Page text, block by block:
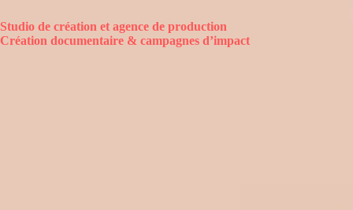
Studio de création et agence de production
Création documentaire & campagnes d’impact